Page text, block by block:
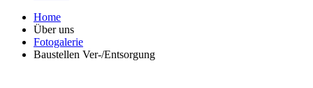
Home
Über uns
Fotogalerie
Baustellen Ver-/Entsorgung